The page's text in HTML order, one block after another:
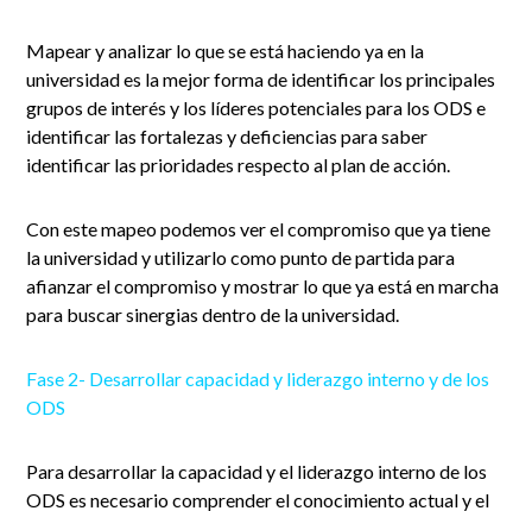
Mapear y analizar lo que se está haciendo ya en la
universidad es la mejor forma de identificar los principales
grupos de interés y los líderes potenciales para los ODS e
identificar las fortalezas y deficiencias para saber
identificar las prioridades respecto al plan de acción.
Con este mapeo podemos ver el compromiso que ya tiene
la universidad y utilizarlo como punto de partida para
afianzar el compromiso y mostrar lo que ya está en marcha
para buscar sinergias dentro de la universidad.
Fase 2- Desarrollar capacidad y liderazgo interno y de los
ODS
Para desarrollar la capacidad y el liderazgo interno de los
ODS es necesario comprender el conocimiento actual y el